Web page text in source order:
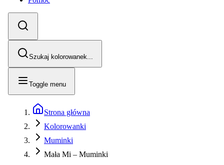
Szukaj kolorowanek...
Toggle menu
Strona główna
Kolorowanki
Muminki
Mała Mi – Muminki